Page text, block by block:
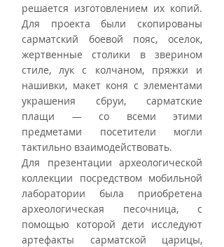
решается изготовлением их копий.
Для проекта были скопированы
сарматский боевой пояс, оселок,
жертвенные столики в зверином
стиле, лук с колчаном, пряжки и
нашивки, макет коня с элементами
украшения сбруи, сарматские
плащи — со всеми этими
предметами посетители могли
тактильно взаимодействовать.
Для презентации археологической
коллекции посредством мобильной
лаборатории была приобретена
археологическая песочница, с
помощью которой дети исследуют
артефакты сарматской царицы,